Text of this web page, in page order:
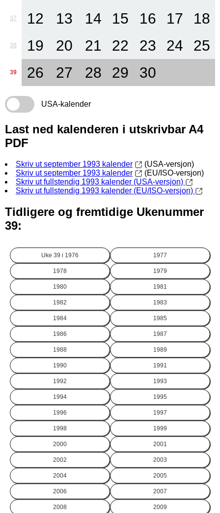
37 12 13 14 15 16 17 18
38 19 20 21 22 23 24 25
39 26 27 28 29 30
USA-kalender
Last ned kalenderen i utskrivbar A4
PDF
Skriv ut september 1993 kalender
(USA-versjon)
Skriv ut september 1993 kalender
(EU/ISO-versjon)
Skriv ut fullstendig 1993 kalender (USA-versjon)
Skriv ut fullstendig 1993 kalender (EU/ISO-versjon)
Tidligere og fremtidige Ukenummer
39:
Uke 39 i 1976 1977
1978 1979
1980 1981
1982 1983
1984 1985
1986 1987
1988 1989
1990 1991
1992 1993
1994 1995
1996 1997
1998 1999
2000 2001
2002 2003
2004 2005
2006 2007
2008 2009